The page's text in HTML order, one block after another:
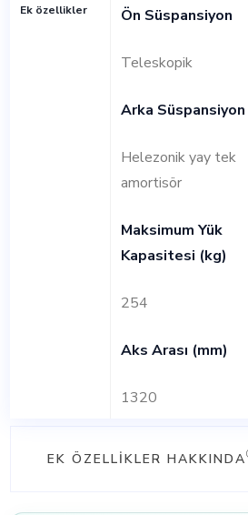
Ek özellikler Ön Süspansiyon
Teleskopik
Arka Süspansiyon
Helezonik yay tek
amortisör
Maksimum Yük
Kapasitesi (kg)
254
Aks Arası (mm)
1320
EK ÖZELLIKLER HAKKINDA